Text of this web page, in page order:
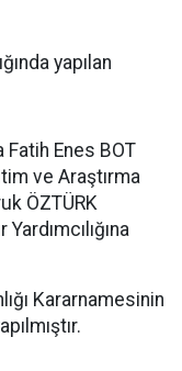
yapılan
Fatih Enes BOT
ve Araştırma
ÖZTÜRK
Kararnamesinin